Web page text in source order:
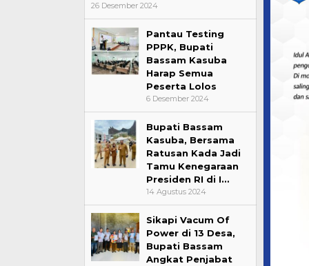
26 Desember 2024
Pantau Testing
PPPK, Bupati
Bassam Kasuba
Harap Semua
Peserta Lolos
6 Desember 2024
Bupati Bassam
Kasuba, Bersama
Ratusan Kada Jadi
Tamu Kenegaraan
Presiden RI di I…
14 Agustus 2024
Sikapi Vacum Of
Power di 13 Desa,
Bupati Bassam
Angkat Penjabat